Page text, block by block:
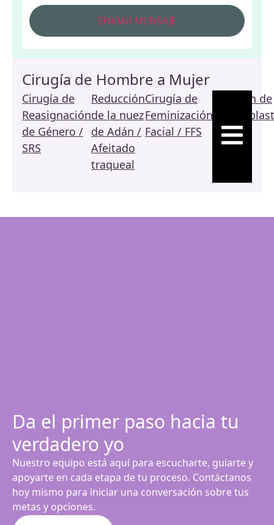
Cirugía de Hombre a Mujer
Cirugía de
Reasignación
de Género /
SRS
Reducción
de la nuez
de Adán /
Afeitado
traqueal
Cirugía de
Feminización
Facial / FFS
Revisión de
(SRS)
MENÚ
Da el primer paso hacia tu
verdadero yo
Nuestro equipo está aquí para escucharte, guiarte y
apoyarte en cada etapa de tu proceso. Contáctanos
hoy mismo para iniciar una conversación sobre tus
metas y opciones.